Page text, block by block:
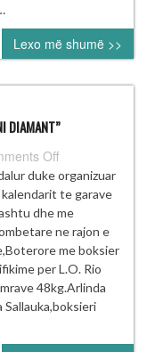
Lexo më shumë >>
DIAMANT”
Offon
TURNEU
NE
RYBNIK
“CHERNI
DIAMANT”
duke organizuar
te garave
dhe me
ne rajon e
me boksier
per L.O. Rio
48kg.Arlinda